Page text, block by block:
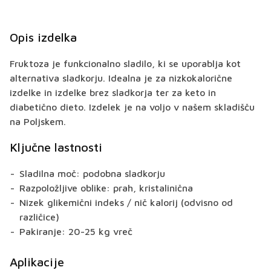
Opis izdelka
Fruktoza je funkcionalno sladilo, ki se uporablja kot
alternativa sladkorju. Idealna je za nizkokalorične
izdelke in izdelke brez sladkorja ter za keto in
diabetično dieto. Izdelek je na voljo v našem skladišču
na Poljskem.
Ključne lastnosti
Sladilna moč: podobna sladkorju
Razpoložljive oblike: prah, kristalinična
Nizek glikemični indeks / nič kalorij (odvisno od
različice)
Pakiranje: 20-25 kg vreč
Aplikacije